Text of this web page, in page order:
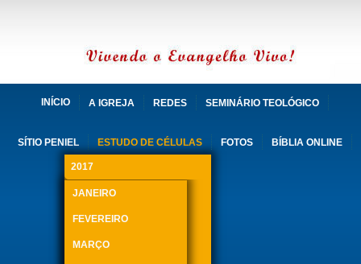
INÍCIO A IGREJA REDES SEMINÁRIO TEOLÓGICO
SÍTIO PENIEL ESTUDO DE CÉLULAS
2017
JANEIRO
FEVEREIRO
MARÇO
FOTOS BÍBLIA ONLINE